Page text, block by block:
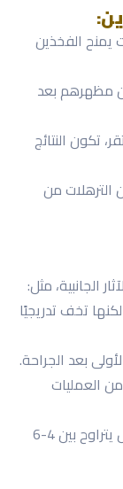
يمنح الفخذين
مظهرهم بعد
تكون النتائج
الترهلات من
الجانبية، مثل:
تخف تدريجيًا
بعد الجراحة.
العمليات
تحتاج إلى وقت للتعافي الكامل يتراوح بين 4-6